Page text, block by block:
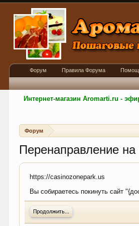
Интернет-магазин Aromarti.ru -
Форум
Перенаправление на
https://casinozonepark.us
Вы собираетесь покинуть сайт
Продолжить...
Форум Правила Форума